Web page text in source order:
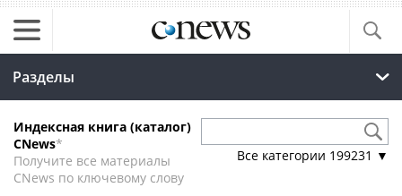
Разделы
Индексная книга (каталог)
CNews*
Получите все материалы
CNews по ключевому слову
Все категории 199231 ▼